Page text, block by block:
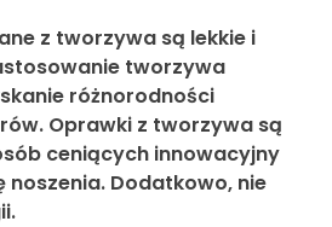
z tworzywa są lekkie i
tworzywa
różnorodności
Oprawki z tworzywa są
ceniących innowacyjny
noszenia. Dodatkowo, nie